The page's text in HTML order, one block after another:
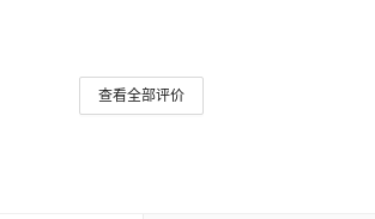
查看全部评价